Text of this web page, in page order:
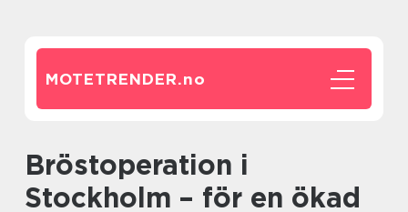
MOTETRENDER.no
Bröstoperation i
Stockholm – för en ökad